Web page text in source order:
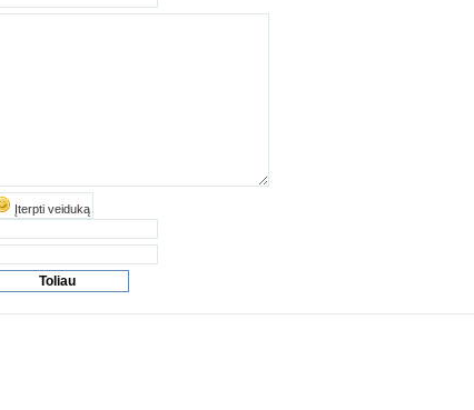
Įterpti veiduką